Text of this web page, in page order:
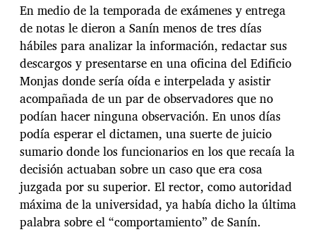
En medio de la temporada de exámenes y entrega
de notas le dieron a Sanín menos de tres días
hábiles para analizar la información, redactar sus
descargos y presentarse en una oficina del Edificio
Monjas donde sería oída e interpelada y asistir
acompañada de un par de observadores que no
podían hacer ninguna observación. En unos días
podía esperar el dictamen, una suerte de juicio
sumario donde los funcionarios en los que recaía la
decisión actuaban sobre un caso que era cosa
juzgada por su superior. El rector, como autoridad
máxima de la universidad, ya había dicho la última
palabra sobre el “comportamiento” de Sanín.